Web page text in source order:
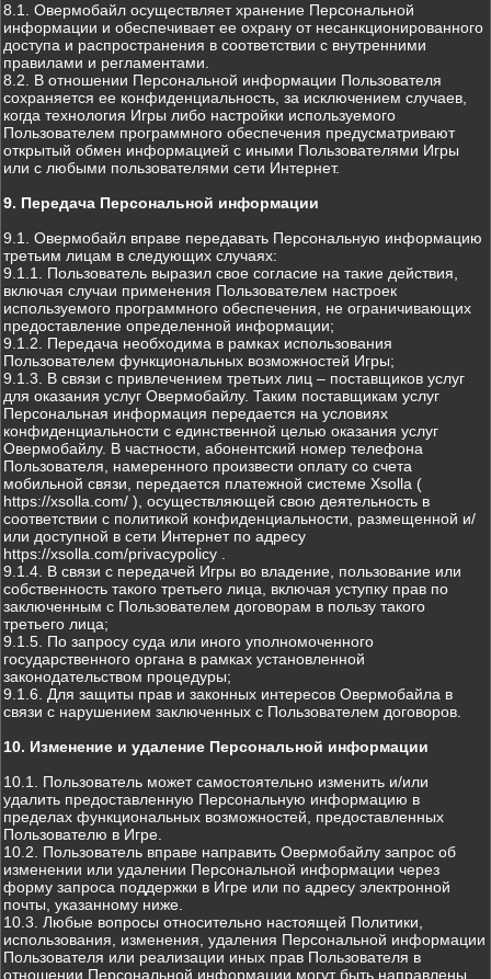
8.1. Овермобайл осуществляет хранение Персональной
информации и обеспечивает ее охрану от несанкционированного
доступа и распространения в соответствии с внутренними
правилами и регламентами.
8.2. В отношении Персональной информации Пользователя
сохраняется ее конфиденциальность, за исключением случаев,
когда технология Игры либо настройки используемого
Пользователем программного обеспечения предусматривают
открытый обмен информацией с иными Пользователями Игры
или с любыми пользователями сети Интернет.
9. Передача Персональной информации
9.1. Овермобайл вправе передавать Персональную информацию
третьим лицам в следующих случаях:
9.1.1. Пользователь выразил свое согласие на такие действия,
включая случаи применения Пользователем настроек
используемого программного обеспечения, не ограничивающих
предоставление определенной информации;
9.1.2. Передача необходима в рамках использования
Пользователем функциональных возможностей Игры;
9.1.3. В связи с привлечением третьих лиц – поставщиков услуг
для оказания услуг Овермобайлу. Таким поставщикам услуг
Персональная информация передается на условиях
конфиденциальности с единственной целью оказания услуг
Овермобайлу. В частности, абонентский номер телефона
Пользователя, намеренного произвести оплату со счета
мобильной связи, передается платежной системе Xsolla (
https://xsolla.com/ ), осуществляющей свою деятельность в
соответствии с политикой конфиденциальности, размещенной и/
или доступной в сети Интернет по адресу
https://xsolla.com/privacypolicy .
9.1.4. В связи с передачей Игры во владение, пользование или
собственность такого третьего лица, включая уступку прав по
заключенным с Пользователем договорам в пользу такого
третьего лица;
9.1.5. По запросу суда или иного уполномоченного
государственного органа в рамках установленной
законодательством процедуры;
9.1.6. Для защиты прав и законных интересов Овермобайла в
связи с нарушением заключенных с Пользователем договоров.
10. Изменение и удаление Персональной информации
10.1. Пользователь может самостоятельно изменить и/или
удалить предоставленную Персональную информацию в
пределах функциональных возможностей, предоставленных
Пользователю в Игре.
10.2. Пользователь вправе направить Овермобайлу запрос об
изменении или удалении Персональной информации через
форму запроса поддержки в Игре или по адресу электронной
почты, указанному ниже.
10.3. Любые вопросы относительно настоящей Политики,
использования, изменения, удаления Персональной информации
Пользователя или реализации иных прав Пользователя в
отношении Персональной информации могут быть направлены